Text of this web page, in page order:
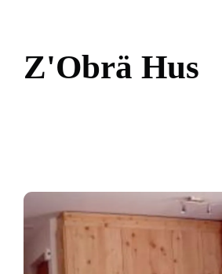
Z'Obrä Hus